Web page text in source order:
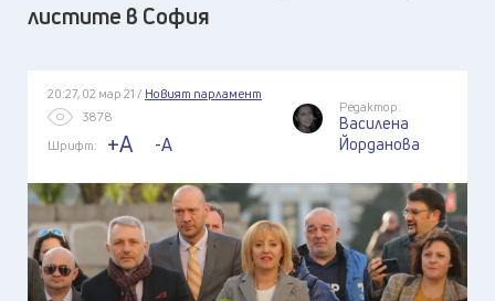
листите в София
20:27, 02 мар 21 / Новият парламент
3878
Шрифт:
+A -A
Редактор:
Василена
Йорданова